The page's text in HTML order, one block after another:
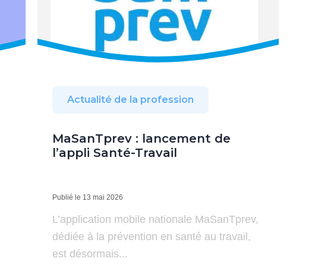
Actualité de la profession
MaSanTprev : lancement de
l’appli Santé-Travail
Publié le 13 mai 2026
L’application mobile nationale MaSanTprev,
dédiée à la prévention en santé au travail,
est désormais...